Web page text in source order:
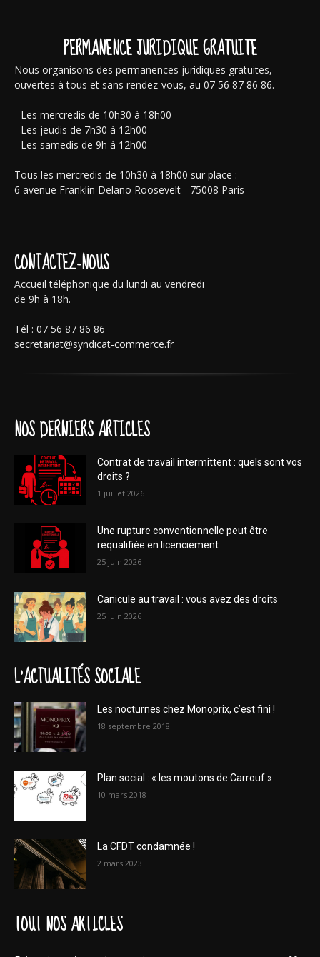
PERMANENCE JURIDIQUE GRATUITE
Nous organisons des permanences juridiques gratuites,
ouvertes à tous et sans rendez-vous, au 07 56 87 86 86.
- Les mercredis de 10h30 à 18h00
- Les jeudis de 7h30 à 12h00
- Les samedis de 9h à 12h00
Tous les mercredis de 10h30 à 18h00 sur place :
6 avenue Franklin Delano Roosevelt - 75008 Paris
CONTACTEZ-NOUS
Accueil téléphonique du lundi au vendredi
de 9h à 18h.
Tél : 07 56 87 86 86
secretariat@syndicat-commerce.fr
NOS DERNIERS ARTICLES
Contrat de travail intermittent : quels sont vos
droits ?
1 juillet 2026
Une rupture conventionnelle peut être
requalifiée en licenciement
25 juin 2026
Canicule au travail : vous avez des droits
25 juin 2026
L'ACTUALITÉS SOCIALE
Les nocturnes chez Monoprix, c’est fini !
18 septembre 2018
Plan social : « les moutons de Carrouf »
10 mars 2018
La CFDT condamnée !
2 mars 2023
TOUT NOS ARTICLES